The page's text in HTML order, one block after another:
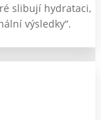
slibují hydrataci,
výsledky“.